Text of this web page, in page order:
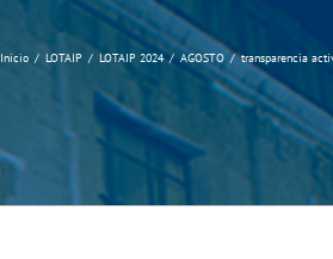
Inicio LOTAIP LOTAIP 2024 AGOSTO transparencia